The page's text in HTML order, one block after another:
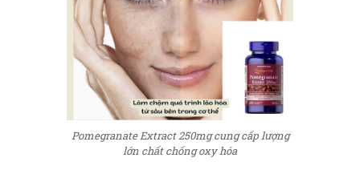
Pomegranate Extract 250mg cung cấp lượng
lớn chất chống oxy hóa